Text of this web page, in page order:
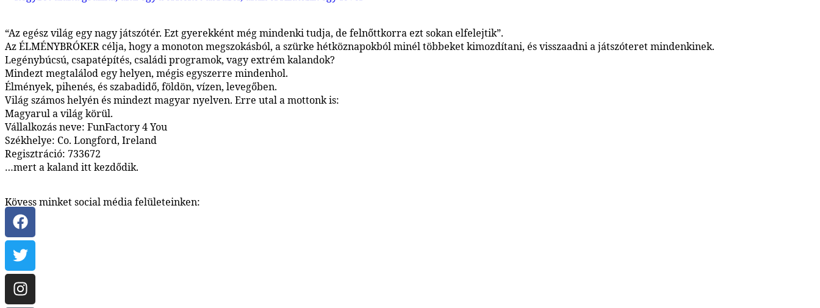
“Az egész világ egy nagy játszótér. Ezt gyerekként még mindenki tudja, de felnőttkorra ezt sokan elfelejtik”.
Az ÉLMÉNYBRÓKER célja, hogy a monoton megszokásból, a szürke hétköznapokból minél többeket kimozdítani, és visszaadni a játszóteret mindenkinek.
Legénybúcsú, csapatépítés, családi programok, vagy extrém kalandok?
Mindezt megtalálod egy helyen, mégis egyszerre mindenhol.
Élmények, pihenés, és szabadidő, földön, vízen, levegőben.
Világ számos helyén és mindezt magyar nyelven. Erre utal a mottonk is:
Magyarul a világ körül.
Vállalkozás neve: FunFactory 4 You
Székhelye: Co. Longford, Ireland
Regisztráció: 733672
…mert a kaland itt kezdődik.
Kövess minket social média felületeinken: